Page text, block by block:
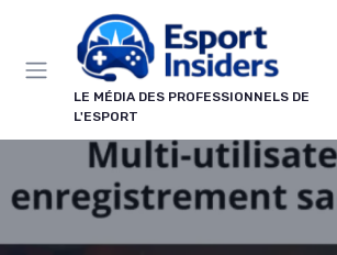
LE MÉDIA DES PROFESSIONNELS DE
L'ESPORT
Panneau de gestion des cookies